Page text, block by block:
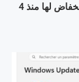
شركة BYD تحذر صناعة السيارات بعد أول انخفاض لها منذ 4